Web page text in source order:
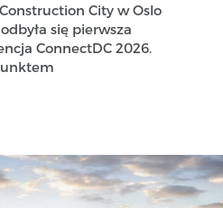
City w Oslo
się pierwsza
ConnectDC 2026.